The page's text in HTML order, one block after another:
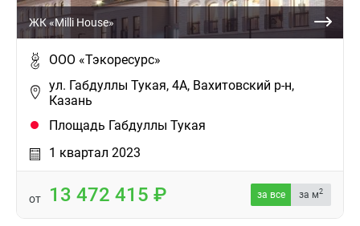
ЖК «Milli House»
ООО «Тэкоресурс»
ул. Габдуллы Тукая, 4А, Вахитовский р-н,
Казань
Площадь Габдуллы Тукая
1 квартал 2023
от 13 472 415 за все за м2